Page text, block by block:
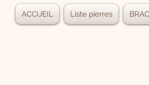
ACCUEIL Liste pierres